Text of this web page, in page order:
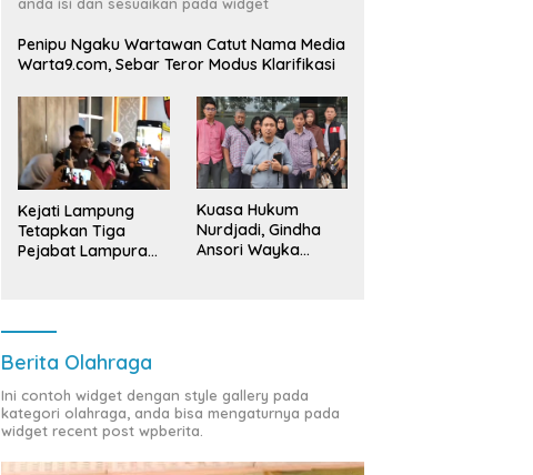
Penipu Ngaku Wartawan Catut Nama Media
Warta9.com, Sebar Teror Modus Klarifikasi
Kejati Lampung
Tetapkan Tiga
Pejabat Lampura
Kuasa Hukum
Nurdjadi, Gindha
Ansori Wayka
Berita Olahraga
Ini contoh widget dengan style gallery pada
kategori olahraga, anda bisa mengaturnya pada
widget recent post wpberita.